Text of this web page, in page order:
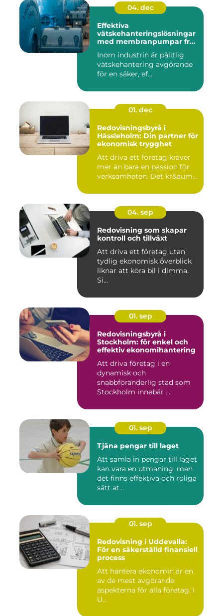
04. dec
Effektiva
vätskehanteringslösningar
med membranpumpar från
Inom industrin är pålitlig
vätskehantering avgörande
för en säker, ef...
01. dec
Redovisningsbyrå i
Hässleholm: Din partner för
ekonomisk trygghet
Att driva ett företag kräver
mer än bara en passion för
verksamheten. Det kr&aum...
04. sep
Redovisning som skapar
kontroll och tillväxt
Att driva ett företag utan
tydlig ekonomisk överblick
liknar att köra bil i dimma.
Si...
01. sep
Redovisningsbyrå i
Stockholm: för enkel och
effektiv ekonomihantering
Att driva företag i en
dynamisk och
snabbföränderlig stad som
Stockholm innebär ...
01. sep
Tjäna pengar till laget
Att samla in pengar till laget
kan vara en utmaning, men
det finns effektiva och roliga
sätt at...
01. sep
Redovisning i Uddevalla:
För en säkerställd finansiell
process
Att hantera ekonomin är en
av de mest avgörande
aspekterna för alla företag. I
U...